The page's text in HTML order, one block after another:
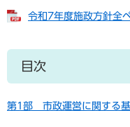
令和7年度施政方針全
目次
第1部 市政運営に関する